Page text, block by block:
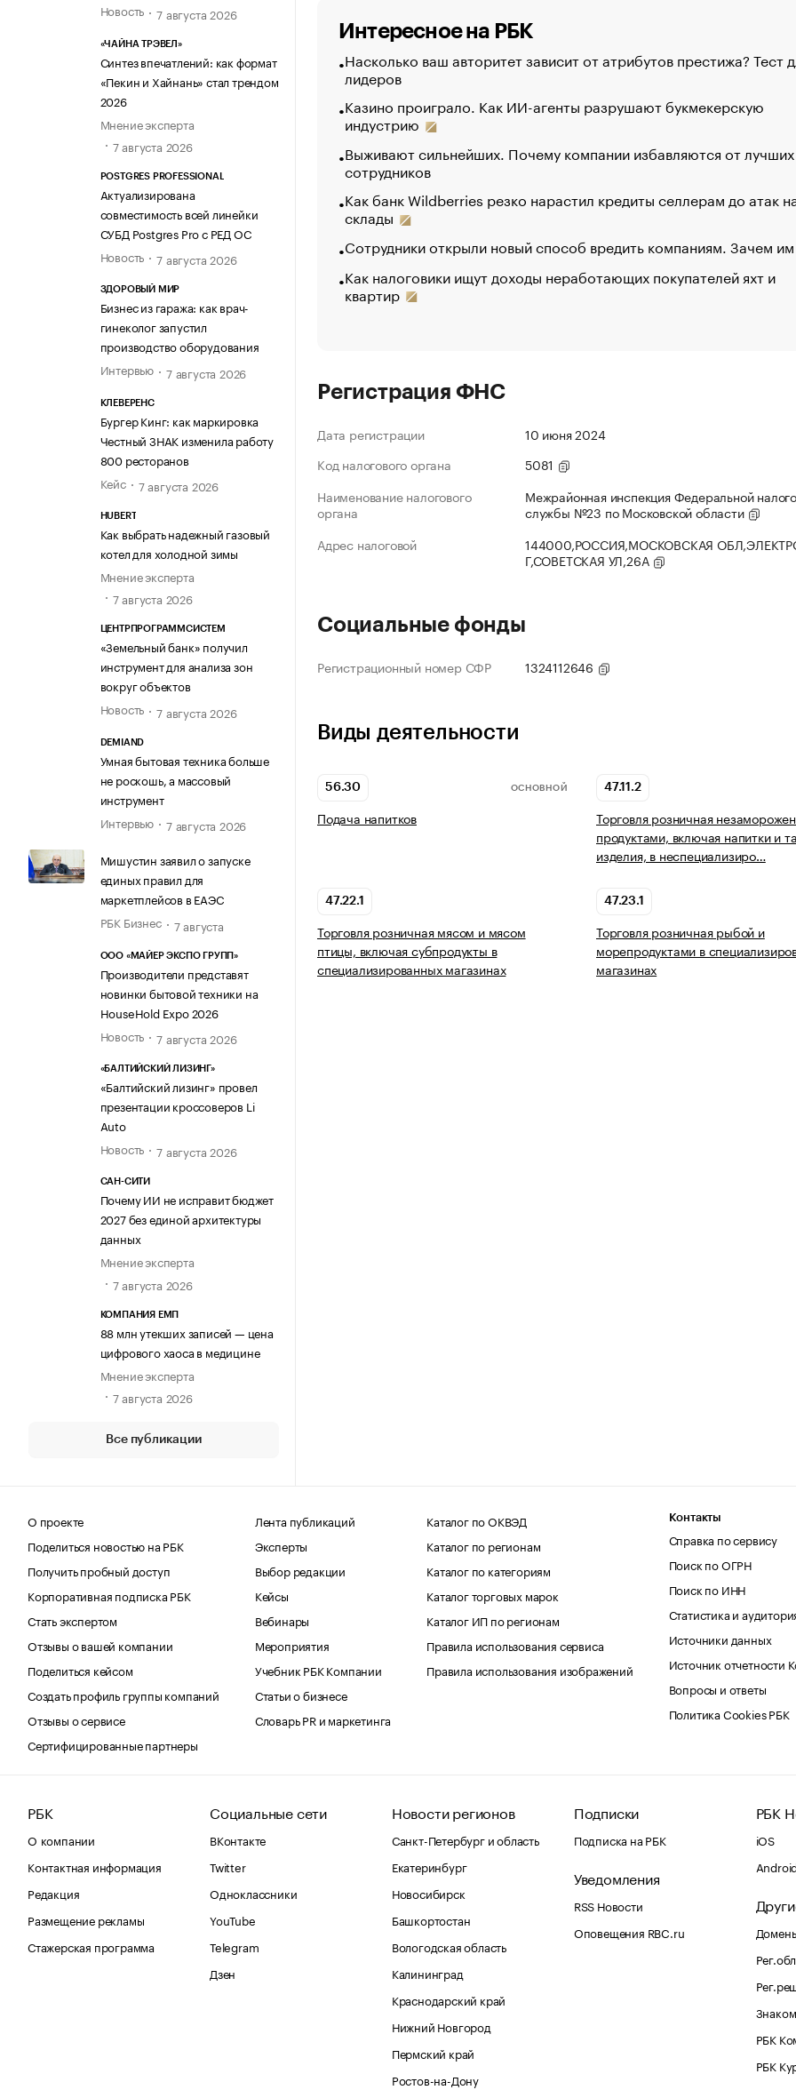
Новость
7 августа 2026
«ЧАЙНА ТРЭВЕЛ»
Синтез впечатлений: как формат
«Пекин и Хайнань» стал трендом
2026
Мнение эксперта
7 августа 2026
POSTGRES PROFESSIONAL
Актуализирована
совместимость всей линейки
СУБД Postgres Pro с РЕД ОС
Новость
7 августа 2026
ЗДОРОВЫЙ МИР
Бизнес из гаража: как врач-
гинеколог запустил
производство оборудования
Интервью
7 августа 2026
КЛЕВЕРЕНС
Бургер Кинг: как маркировка
Честный ЗНАК изменила работу
800 ресторанов
Кейс
7 августа 2026
HUBERT
Как выбрать надежный газовый
котел для холодной зимы
Мнение эксперта
7 августа 2026
ЦЕНТРПРОГРАММСИСТЕМ
«Земельный банк» получил
инструмент для анализа зон
вокруг объектов
Новость
7 августа 2026
DEMIAND
Умная бытовая техника больше
не роскошь, а массовый
инструмент
Интервью
7 августа 2026
Мишустин заявил о запуске
единых правил для
маркетплейсов в ЕАЭС
РБК Бизнес
7 августа
ООО «МАЙЕР ЭКСПО ГРУПП»
Производители представят
новинки бытовой техники на
HouseHold Expo 2026
Новость
7 августа 2026
«БАЛТИЙСКИЙ ЛИЗИНГ»
«Балтийский лизинг» провел
презентации кроссоверов Li
Auto
Новость
7 августа 2026
САН-СИТИ
Почему ИИ не исправит бюджет
2027 без единой архитектуры
данных
Мнение эксперта
7 августа 2026
КОМПАНИЯ ЕМП
88 млн утекших записей — цена
цифрового хаоса в медицине
Мнение эксперта
7 августа 2026
Все публикации
Интересное на РБК
Насколько ваш авторитет зависит от атрибутов престижа? Тест
лидеров
Казино проиграло. Как ИИ-агенты разрушают букмекерскую
индустрию
Выживают сильнейших. Почему компании избавляются от лучших
сотрудников
Как банк Wildberries резко нарастил кредиты селлерам до атак
склады
Сотрудники открыли новый способ вредить компаниям. Зачем
Как налоговики ищут доходы неработающих покупателей яхт и
квартир
Регистрация ФНС
Дата регистрации
10 июня 2024
Код налогового органа
5081
Наименование налогового
органа
Межрайонная инспекция Федеральной
службы №23 по Московской области
Адрес налоговой
144000,РОССИЯ,МОСКОВСКАЯ
Г,СОВЕТСКАЯ УЛ,26А
Социальные фонды
Регистрационный номер СФР 1324112646
Виды деятельности
56.30 ОСНОВНОЙ
Подача напитков
47.11.2
Торговля розничная
продуктами, включая напитки и
изделия, в неспециализиро…
47.22.1
Торговля розничная мясом и мясом
птицы, включая субпродукты в
специализированных магазинах
47.23.1
Торговля розничная рыбой и
морепродуктами в
магазинах
О проекте
Поделиться новостью на РБК
Получить пробный доступ
Корпоративная подписка РБК
Стать экспертом
Отзывы о вашей компании
Поделиться кейсом
Создать профиль группы компаний
Отзывы о сервисе
Сертифицированные партнеры
Лента публикаций
Эксперты
Выбор редакции
Кейсы
Вебинары
Мероприятия
Учебник РБК Компании
Статьи о бизнесе
Словарь PR и маркетинга
Каталог по ОКВЭД
Каталог по регионам
Каталог по категориям
Каталог торговых марок
Каталог ИП по регионам
Правила использования сервиса
Правила использования изображений
Контакты
Справка по сервису
Поиск по ОГРН
Поиск по ИНН
Статистика и
Источники данных
Источник отчетности
Вопросы и ответы
Политика Cookies РБК
РБК
О компании
Контактная информация
Редакция
Размещение рекламы
Стажерская программа
Социальные сети
ВКонтакте
Twitter
Одноклассники
YouTube
Telegram
Дзен
Новости регионов
Санкт-Петербург и область
Екатеринбург
Новосибирск
Башкортостан
Вологодская область
Калининград
Краснодарский край
Нижний Новгород
Пермский край
Ростов-на-Дону
Подписки
Подписка на РБК
Уведомления
RSS Новости
Оповещения RBC.ru
РБК
iOS
РБК
РБК